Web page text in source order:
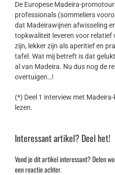
De Europese Madeira-
professionals (sommeliers
dat Madeirawijnen afwisseling
topkwaliteit leveren voor relatief
zijn, lekker zijn als aperitief en
tafel. Wat mij betreft is dat
al van Madeira. Nu dus nog de
overtuigen…!
(*) Deel 1 interview met
lezen.
Interessant artikel? Deel het!
Vond je dit artikel interessant? Delen
een reactie achter.